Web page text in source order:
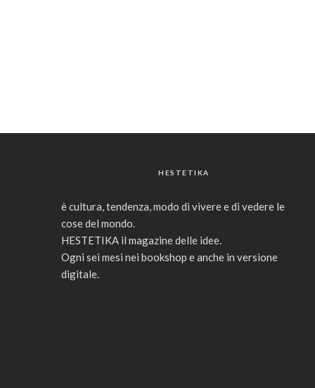
HESTETIKA
è cultura, tendenza, modo di vivere e di vedere le
cose del mondo.
HESTETIKA il magazine delle idee.
Ogni sei mesi nei bookshop e anche in versione
digitale.